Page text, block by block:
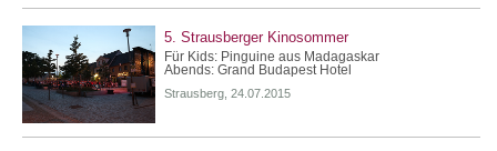
5. Strausberger Kinosommer
Für Kids: Pinguine aus Madagaskar
Abends: Grand Budapest Hotel
Strausberg, 24.07.2015